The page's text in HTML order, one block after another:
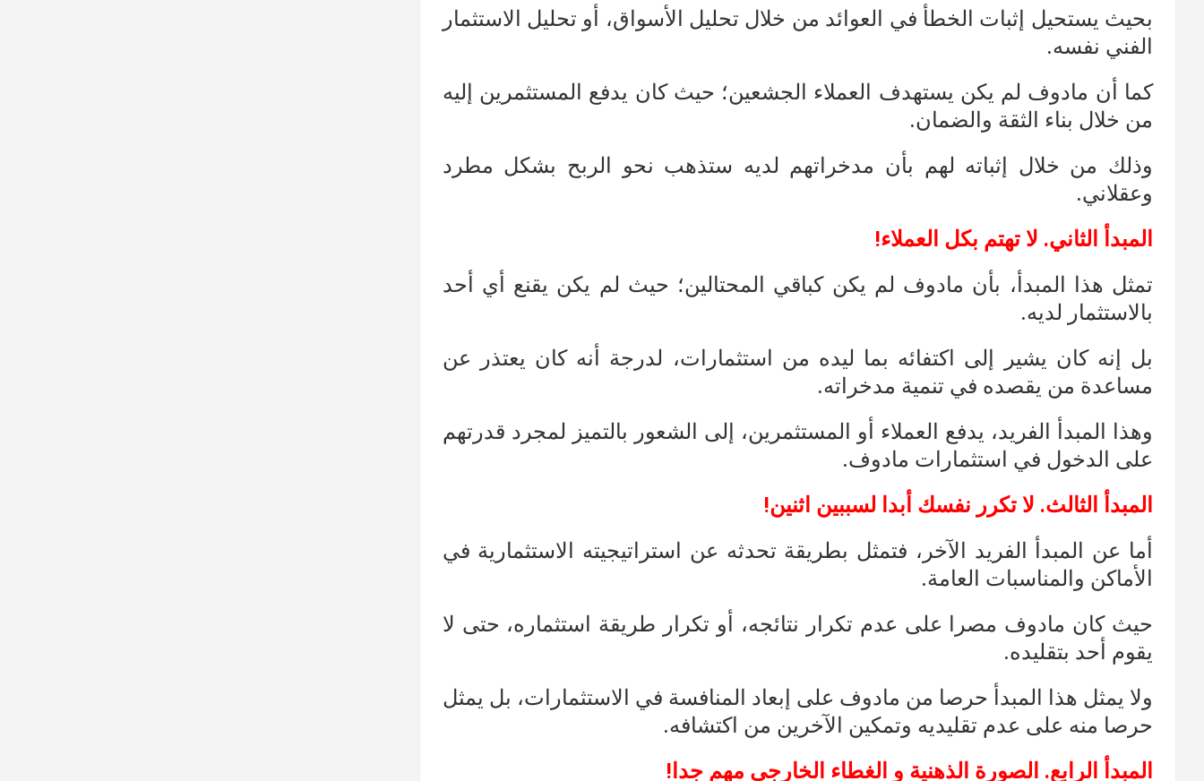
بحيث يستحيل إثبات الخطأ في العوائد من خلال تحليل الأسواق، أو تحليل الاستثمار
الفني نفسه.
كما أن مادوف لم يكن يستهدف العملاء الجشعين؛ حيث كان يدفع المستثمرين إليه
من خلال بناء الثقة والضمان.
وذلك من خلال إثباته لهم بأن مدخراتهم لديه ستذهب نحو الربح بشكل مطرد
وعقلاني.
المبدأ الثاني. لا تهتم بكل العملاء!
تمثل هذا المبدأ، بأن مادوف لم يكن كباقي المحتالين؛ حيث لم يكن يقنع أي أحد
بالاستثمار لديه.
بل إنه كان يشير إلى اكتفائه بما ليده من استثمارات، لدرجة أنه كان يعتذر عن
مساعدة من يقصده في تنمية مدخراته.
وهذا المبدأ الفريد، يدفع العملاء أو المستثمرين، إلى الشعور بالتميز لمجرد قدرتهم
على الدخول في استثمارات مادوف.
المبدأ الثالث. لا تكرر نفسك أبدا لسببين اثنين!
أما عن المبدأ الفريد الآخر، فتمثل بطريقة تحدثه عن استراتيجيته الاستثمارية في
الأماكن والمناسبات العامة.
حيث كان مادوف مصرا على عدم تكرار نتائجه، أو تكرار طريقة استثماره، حتى لا
يقوم أحد بتقليده.
ولا يمثل هذا المبدأ حرصا من مادوف على إبعاد المنافسة في الاستثمارات، بل يمثل
حرصا منه على عدم تقليديه وتمكين الآخرين من اكتشافه.
المبدأ الرابع. الصورة الذهنية و الغطاء الخارجي مهم جدا!